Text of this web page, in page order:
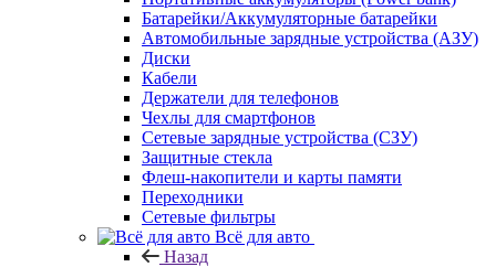
Батарейки/Аккумуляторные батарейки
Автомобильные зарядные устройства (АЗУ)
Диски
Кабели
Держатели для телефонов
Чехлы для смартфонов
Сетевые зарядные устройства (СЗУ)
Защитные стекла
Флеш-накопители и карты памяти
Переходники
Сетевые фильтры
Всё для авто
Назад